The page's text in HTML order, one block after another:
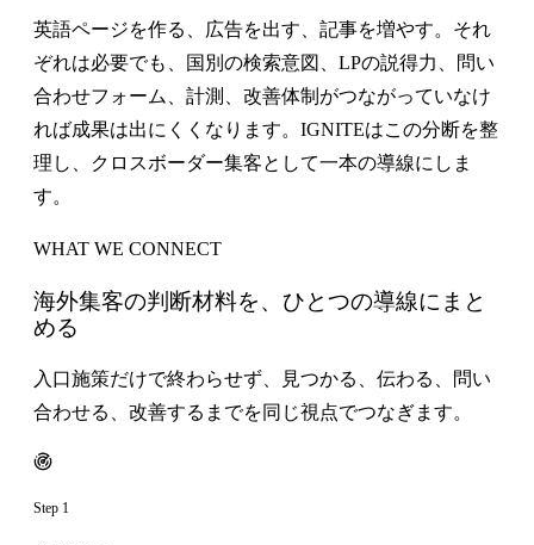
英語ページを作る、広告を出す、記事を増やす。それ
ぞれは必要でも、国別の検索意図、LPの説得力、問い
合わせフォーム、計測、改善体制がつながっていなけ
れば成果は出にくくなります。IGNITEはこの分断を整
理し、クロスボーダー集客として一本の導線にしま
す。
WHAT WE CONNECT
海外集客の判断材料を、ひとつの導線にまと
める
入口施策だけで終わらせず、見つかる、伝わる、問い
合わせる、改善するまでを同じ視点でつなぎます。
Step 1